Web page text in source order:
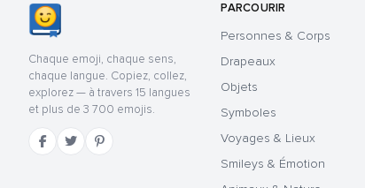
Chaque emoji, chaque sens,
chaque langue. Copiez, collez,
explorez — à travers 15 langues
et plus de 3 700 emojis.
PARCOURIR
Personnes & Corps
Drapeaux
Objets
Symboles
Voyages & Lieux
Smileys & Émotion